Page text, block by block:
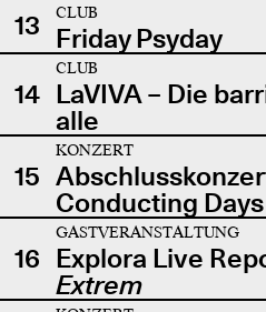
13
CLUB
Friday Psyday
14
CLUB
LaVIVA – Die
alle
15
KONZERT
Conducting Days
16
GASTVERANSTALTUNG
Explora Live
Extrem